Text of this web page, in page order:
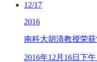
12/17
2016
南科大胡清教授荣
2016年12月16日下